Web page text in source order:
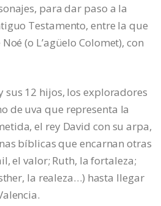
para dar paso a la
Testamento, entre la que
(o L’agüelo Colomet), con
sus 12 hijos, los exploradores
de uva que representa la
el rey David con su arpa,
bíblicas que encarnan otras
el valor; Ruth, la fortaleza;
la realeza…) hasta llegar